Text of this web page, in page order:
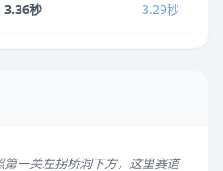
3.36秒 3.29秒
一关左拐桥洞下方，这里赛道